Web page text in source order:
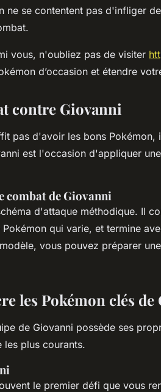
ne se contentent pas d'infliger
vous, n'oubliez pas de visiter
d’occasion et étendre
contre Giovanni
pas d'avoir les bons Pokémon,
est l'occasion d'appliquer
combat de Giovanni
d'attaque méthodique. Il
qui varie, et termine
vous pouvez préparer
les Pokémon clés de
de Giovanni possède ses
les plus courants.
le premier défi que vous